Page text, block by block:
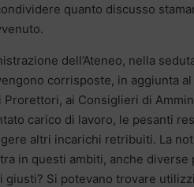
quanto discusso
dell’Ateneo, nella
corrisposte, in aggiunta
ai Consiglieri di
carico di lavoro, le pesanti
altri incarichi retribuiti. La
in questi ambiti, anche
Si potevano trovare